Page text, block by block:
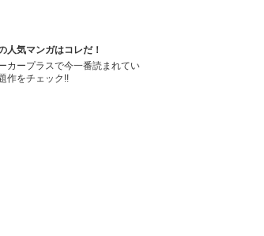
人気マンガはコレだ！
カープラスで今一番読まれてい
作をチェック!!